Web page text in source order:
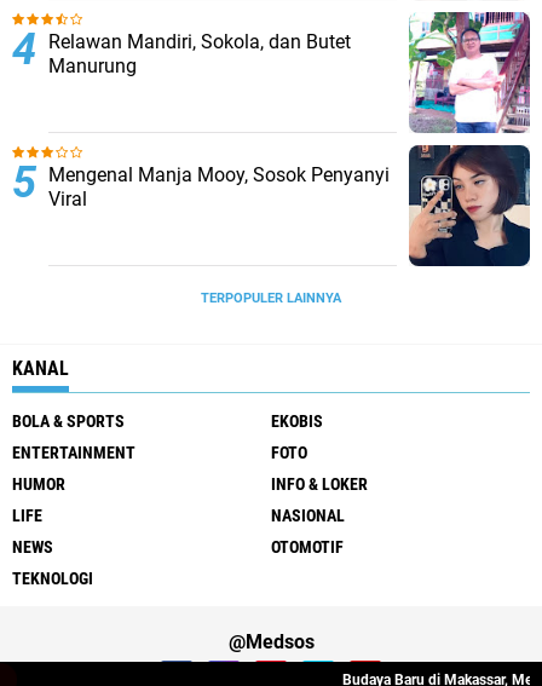
Relawan Mandiri, Sokola, dan Butet
Manurung
Mengenal Manja Mooy, Sosok Penyanyi
Viral
TERPOPULER LAINNYA
KANAL
BOLA & SPORTS
EKOBIS
ENTERTAINMENT
FOTO
HUMOR
INFO & LOKER
LIFE
NASIONAL
NEWS
OTOMOTIF
TEKNOLOGI
@Medsos
Budaya Baru di Makassar,